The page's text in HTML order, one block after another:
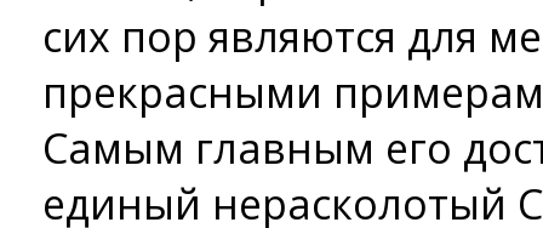
сих пор являются для
прекрасными
Самым главным его
единый нерасколотый